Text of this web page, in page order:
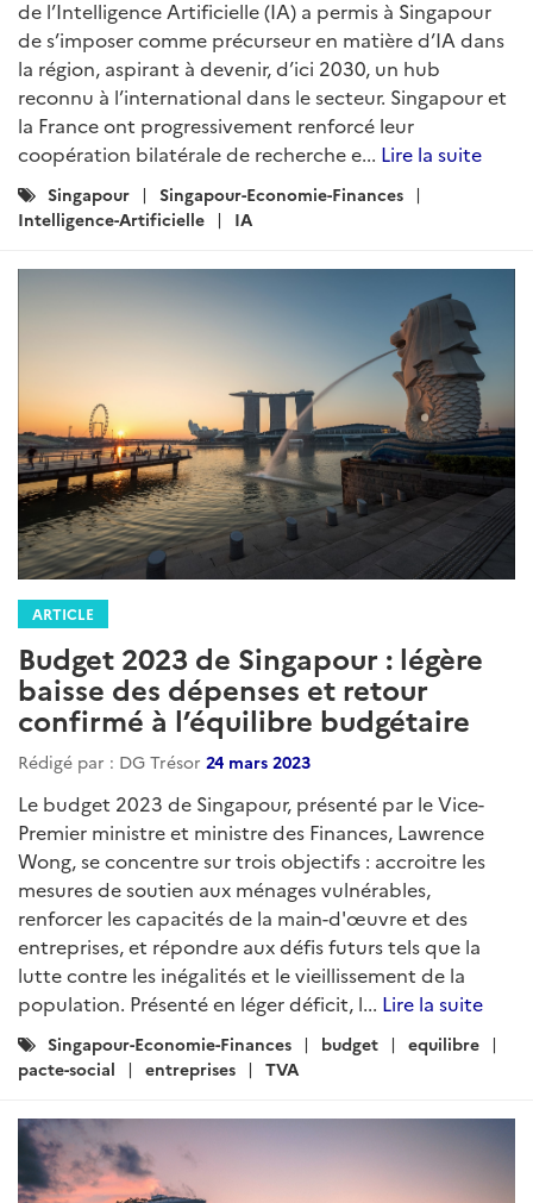
de l’Intelligence Artificielle (IA) a permis à Singapour
de s’imposer comme précurseur en matière d’IA dans
la région, aspirant à devenir, d’ici 2030, un hub
reconnu à l’international dans le secteur. Singapour et
la France ont progressivement renforcé leur
coopération bilatérale de recherche e... Lire la suite
Catégories
:
Singapour
Singapour-Economie-Finances
Intelligence-Artificielle
IA
ARTICLE
Budget 2023 de Singapour : légère
baisse des dépenses et retour
confirmé à l’équilibre budgétaire
Rédigé par : DG Trésor 24 mars 2023
Le budget 2023 de Singapour, présenté par le Vice-
Premier ministre et ministre des Finances, Lawrence
Wong, se concentre sur trois objectifs : accroitre les
mesures de soutien aux ménages vulnérables,
renforcer les capacités de la main-d'œuvre et des
entreprises, et répondre aux défis futurs tels que la
lutte contre les inégalités et le vieillissement de la
population. Présenté en léger déficit, l... Lire la suite
Catégories
:
Singapour-Economie-Finances budget
equilibre
pacte-social
entreprises TVA